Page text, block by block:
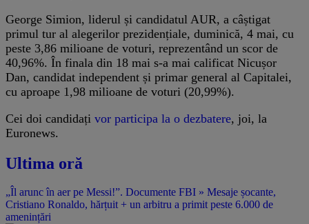
George Simion, liderul și candidatul AUR, a câștigat
primul tur al alegerilor prezidențiale, duminică, 4 mai, cu
peste 3,86 milioane de voturi, reprezentând un scor de
40,96%. În finala din 18 mai s-a mai calificat Nicușor
Dan, candidat independent și primar general al Capitalei,
cu aproape 1,98 milioane de voturi (20,99%).
Cei doi candidați vor participa la o dezbatere, joi, la
Euronews.
Ultima oră
„Îl arunc în aer pe Messi!”. Documente FBI » Mesaje șocante,
Cristiano Ronaldo, hărțuit + un arbitru a primit peste 6.000 de
amenințări